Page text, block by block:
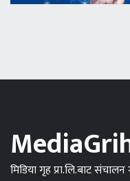
मिडिया गृह प्रा.लि.बाट